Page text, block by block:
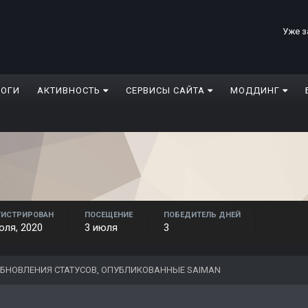
Уже
АКТИВНОСТЬ СЕРВИСЫ САЙТА МОДДИНГ
2020
ПОСЕЩЕНИЕ
3 июля
ПОБЕДИТЕЛЬ ДНЕЙ
3
СТАТУСОВ, ОПУБЛИКОВАННЫЕ SAIMAN